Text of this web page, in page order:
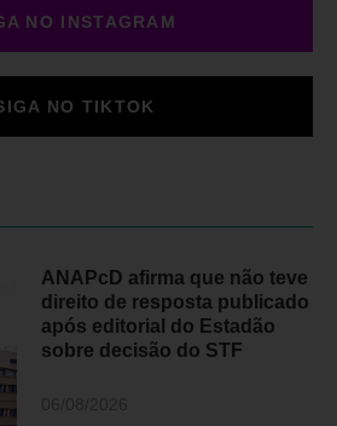
NO INSTAGRAM
NO TIKTOK
ANAPcD afirma que não teve
direito de resposta publicado
após editorial do Estadão
sobre decisão do STF